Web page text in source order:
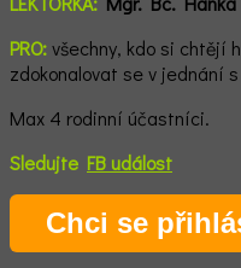
PRO:všechny, kdo si chtějí
zdokonalovat se v jednání
Max 4 rodinní účastníci.
Sledujte FB událost
Chci se